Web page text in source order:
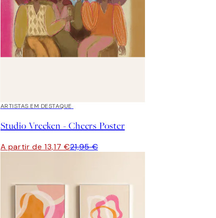
40%*
ARTISTAS EM DESTAQUE
Studio Vreeken - Cheers Poster
A partir de 13,17 €21,95 €